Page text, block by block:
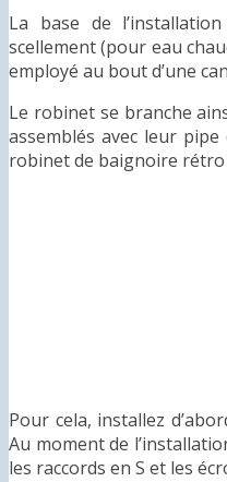
La base de
scellement (pour eau
employé au bout d’une
Le robinet se branche
assemblés avec leur
robinet de baignoire
Pour cela, installez
Au moment de
les raccords en S et les